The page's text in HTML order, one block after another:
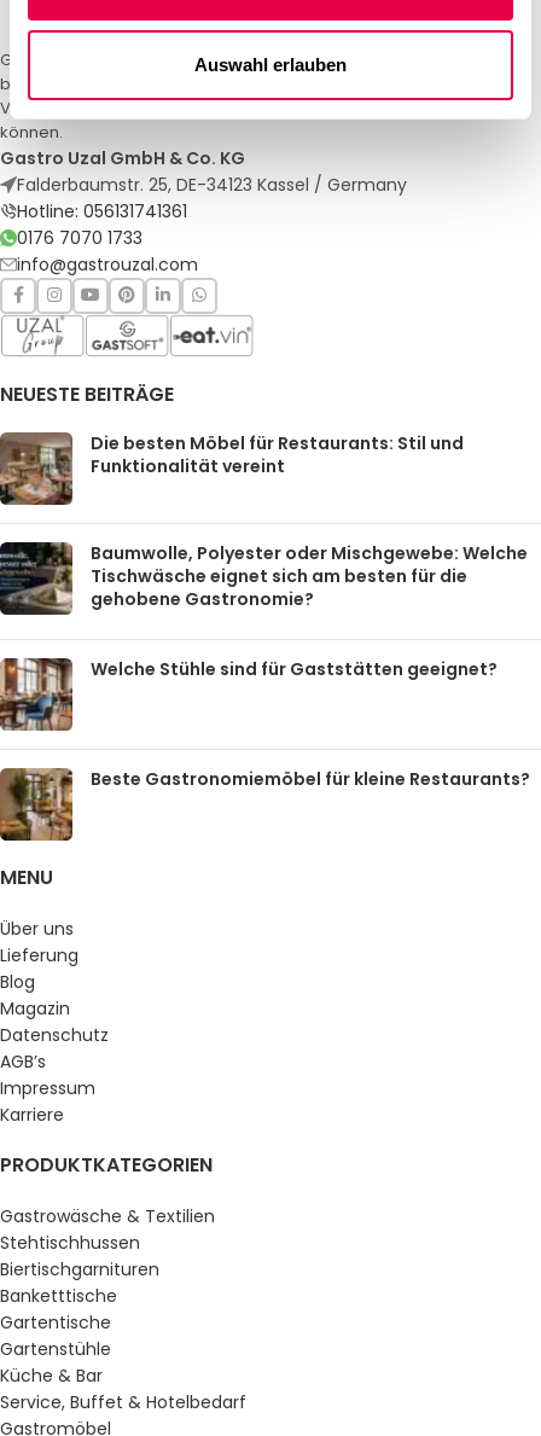
Auswahl erlauben
Gastro Uzal – Ihr Spezialist für Gastronomiemöbel und -textilien. Wir
bieten maßgeschneiderte Lösungen für Restaurants, Hotels und
Veranstaltungen. Qualität und Service, auf die Sie sich verlassen
können.
Gastro Uzal GmbH & Co. KG
Falderbaumstr. 25, DE-34123 Kassel / Germany
Hotline: 056131741361
0176 7070 1733
info@gastrouzal.com
NEUESTE BEITRÄGE
Die besten Möbel für Restaurants: Stil und
Funktionalität vereint
Baumwolle, Polyester oder Mischgewebe: Welche
Tischwäsche eignet sich am besten für die
gehobene Gastronomie?
Welche Stühle sind für Gaststätten geeignet?
Beste Gastronomiemöbel für kleine Restaurants?
MENU
Über uns
Lieferung
Blog
Magazin
Datenschutz
AGB’s
Impressum
Karriere
PRODUKTKATEGORIEN
Gastrowäsche & Textilien
Stehtischhussen
Biertischgarnituren
Banketttische
Gartentische
Gartenstühle
Küche & Bar
Service, Buffet & Hotelbedarf
Gastromöbel